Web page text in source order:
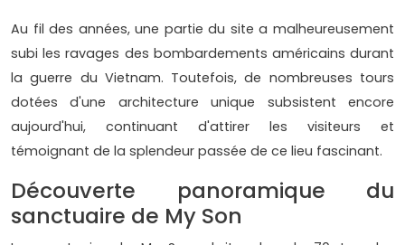
Au fil des années, une partie du site a malheureusement
subi les ravages des bombardements américains durant
la guerre du Vietnam. Toutefois, de nombreuses tours
dotées d'une architecture unique subsistent encore
aujourd'hui, continuant d'attirer les visiteurs et
témoignant de la splendeur passée de ce lieu fascinant.
Découverte panoramique du
sanctuaire de My Son